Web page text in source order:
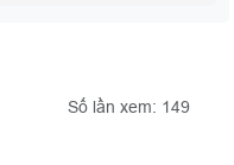
Số lần xem: 149